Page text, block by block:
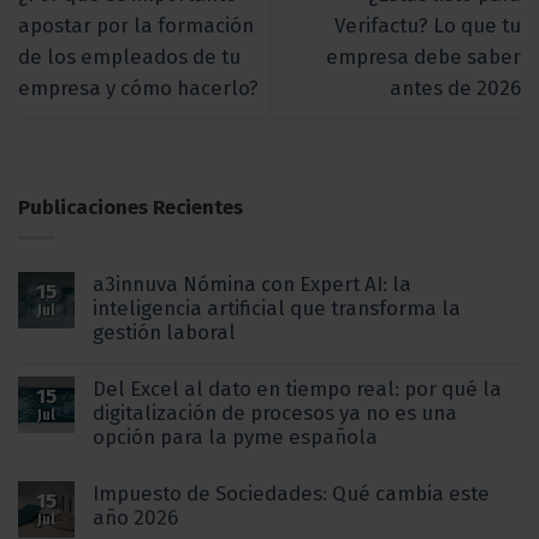
apostar por la formación
de los empleados de tu
empresa y cómo hacerlo?
Verifactu? Lo que tu
empresa debe saber
antes de 2026
Publicaciones Recientes
15
Jul
a3innuva Nómina con Expert AI: la
inteligencia artificial que transforma la
gestión laboral
15
Jul
Del Excel al dato en tiempo real: por qué la
digitalización de procesos ya no es una
opción para la pyme española
15
Jul
Impuesto de Sociedades: Qué cambia este
año 2026